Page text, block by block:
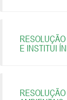
E INSTITUI